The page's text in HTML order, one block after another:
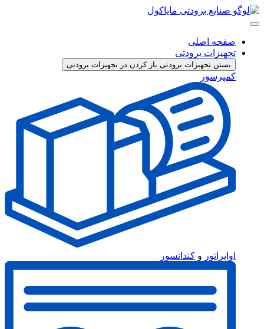
پرش
به
صفحه اصلی
تجهیزات برودتی
بستن تجهیزات برودتی باز کردن در تجهیزات برودتی
کمپرسور
اواپراتور و کندانسور